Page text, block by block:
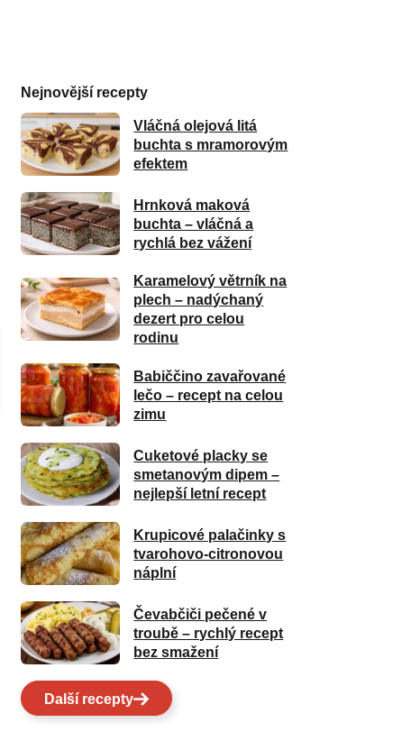
Nejnovější recepty
Vláčná olejová litá
buchta s mramorovým
efektem
Hrnková maková
buchta – vláčná a
rychlá bez vážení
Karamelový větrník na
plech – nadýchaný
dezert pro celou
rodinu
Babiččino zavařované
lečo – recept na celou
zimu
Cuketové placky se
smetanovým dipem –
nejlepší letní recept
Krupicové palačinky s
tvarohovo-citronovou
náplní
Čevabčiči pečené v
troubě – rychlý recept
bez smažení
Další recepty